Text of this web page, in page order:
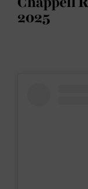
2025